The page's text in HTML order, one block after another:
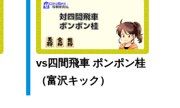
vs四間飛車 ポンポン桂
（富沢キック）